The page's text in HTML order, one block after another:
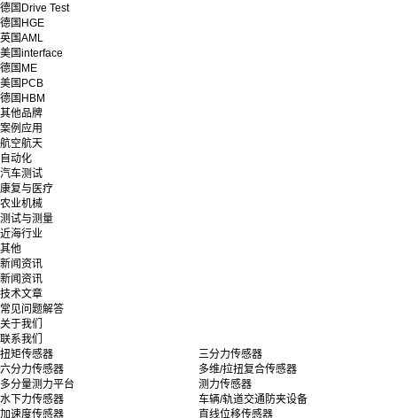
德国Drive Test
德国HGE
英国AML
美国interface
德国ME
美国PCB
德国HBM
其他品牌
案例应用
航空航天
自动化
汽车测试
康复与医疗
农业机械
测试与测量
近海行业
其他
新闻资讯
新闻资讯
技术文章
常见问题解答
关于我们
联系我们
扭矩传感器
三分力传感器
六分力传感器
多维/拉扭复合传感器
多分量测力平台
测力传感器
水下力传感器
车辆/轨道交通防夹设备
加速度传感器
直线位移传感器